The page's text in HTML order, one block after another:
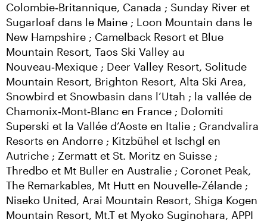
Colombie‑Britannique, Canada ; Sunday River et
Sugarloaf dans le Maine ; Loon Mountain dans le
New Hampshire ; Camelback Resort et Blue
Mountain Resort, Taos Ski Valley au
Nouveau‑Mexique ; Deer Valley Resort, Solitude
Mountain Resort, Brighton Resort, Alta Ski Area,
Snowbird et Snowbasin dans l’Utah ; la vallée de
Chamonix‑Mont‑Blanc en France ; Dolomiti
Superski et la Vallée d’Aoste en Italie ; Grandvalira
Resorts en Andorre ; Kitzbühel et Ischgl en
Autriche ; Zermatt et St. Moritz en Suisse ;
Thredbo et Mt Buller en Australie ; Coronet Peak,
The Remarkables, Mt Hutt en Nouvelle‑Zélande ;
Niseko United, Arai Mountain Resort, Shiga Kogen
Mountain Resort, Mt.T et Myoko Suginohara, APPI